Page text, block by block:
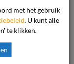
worden
deze de
is
met het gebruik
. U kunt alle
te klikken.